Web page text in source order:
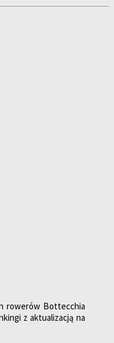
rowerów Bottecchia
z aktualizacją na